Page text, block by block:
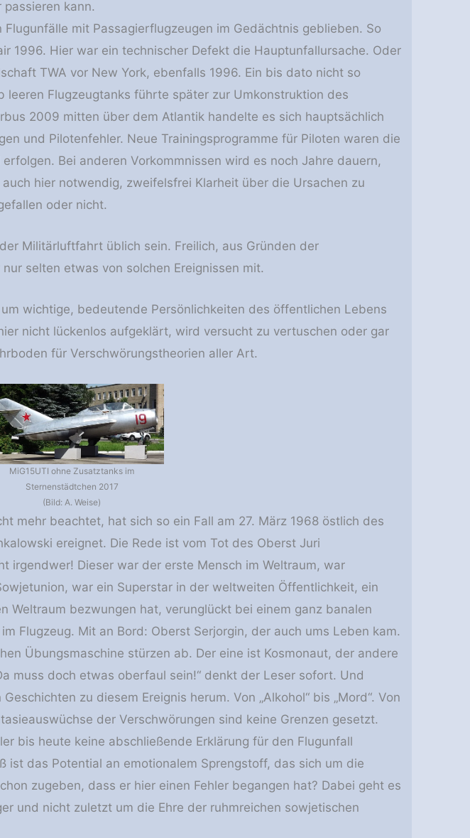
kann.
mit Passagierflugzeugen im Gedächtnis geblieben. So
1996. Hier war ein technischer Defekt die Hauptunfallursache. Oder
TWA vor New York, ebenfalls 1996. Ein bis dato nicht so
leeren Flugzeugtanks führte später zur Umkonstruktion des
2009 mitten über dem Atlantik handelte es sich hauptsächlich
und Pilotenfehler. Neue Trainingsprogramme für Piloten waren die
Bei anderen Vorkommnissen wird es noch Jahre dauern,
hier notwendig, zweifelsfrei Klarheit über die Ursachen zu
oder nicht.
Militärluftfahrt üblich sein. Freilich, aus Gründen der
selten etwas von solchen Ereignissen mit.
wichtige, bedeutende Persönlichkeiten des öffentlichen Lebens
nicht lückenlos aufgeklärt, wird versucht zu vertuschen oder gar
für Verschwörungstheorien aller Art.
MiG15UTI ohne Zusatztanks im
Sternenstädtchen 2017
(Bild: A. Weise)
mehr beachtet, hat sich so ein Fall am 27. März 1968 östlich des
ereignet. Die Rede ist vom Tot des Oberst Juri
irgendwer! Dieser war der erste Mensch im Weltraum, war
war ein Superstar in der weltweiten Öffentlichkeit, ein
Weltraum bezwungen hat, verunglückt bei einem ganz banalen
Flugzeug. Mit an Bord: Oberst Serjorgin, der auch ums Leben kam.
Übungsmaschine stürzen ab. Der eine ist Kosmonaut, der andere
muss doch etwas oberfaul sein!“ denkt der Leser sofort. Und
zu diesem Ereignis herum. Von „Alkohol“ bis „Mord“. Von
der Verschwörungen sind keine Grenzen gesetzt.
bis heute keine abschließende Erklärung für den Flugunfall
ist das Potential an emotionalem Sprengstoff, das sich um die
zugeben, dass er hier einen Fehler begangen hat? Dabei geht es
und nicht zuletzt um die Ehre der ruhmreichen sowjetischen